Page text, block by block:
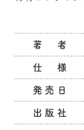
著 者
仕 様
発売日
出版社